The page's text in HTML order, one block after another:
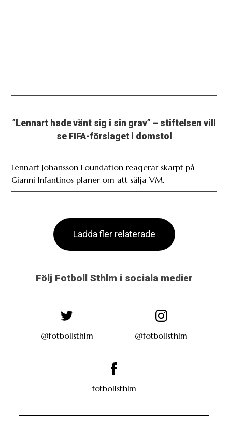
”Lennart hade vänt sig i sin grav” – stiftelsen vill
se FIFA-förslaget i domstol
Lennart Johansson Foundation reagerar skarpt på
Gianni Infantinos planer om att sälja VM.
Ladda fler relaterade
Följ Fotboll Sthlm i sociala medier
@fotbollsthlm @fotbollsthlm
fotbollsthlm